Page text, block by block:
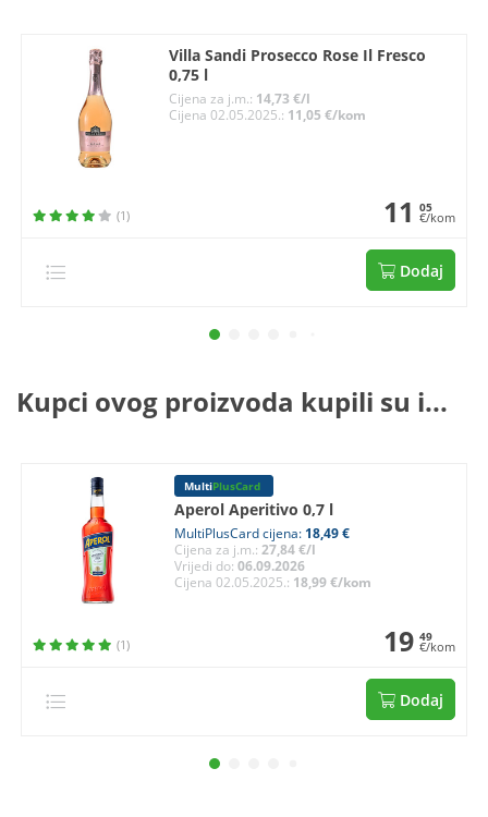
Villa Sandi Prosecco Rose Il Fresco
0,75 l
Cijena za j.m.: 14,73 €/l
Cijena 02.05.2025.: 11,05 €/kom
(1) 11 05
€/kom
Dodaj
Kupci ovog proizvoda kupili su i...
MultiPlusCard
Aperol Aperitivo 0,7 l
MultiPlusCard cijena: 18,49 €
Cijena za j.m.:27,84 €/l
Vrijedi do:06.09.2026
Cijena 02.05.2025.: 18,99 €/kom
(1) 19 49
€/kom
Dodaj